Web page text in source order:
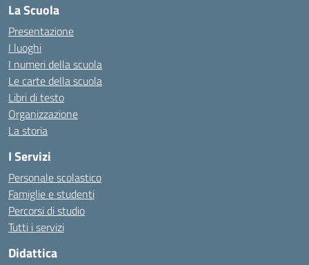
La Scuola
Presentazione
I luoghi
I numeri della scuola
Le carte della scuola
Libri di testo
Organizzazione
La storia
I Servizi
Personale scolastico
Famiglie e studenti
Percorsi di studio
Tutti i servizi
Didattica